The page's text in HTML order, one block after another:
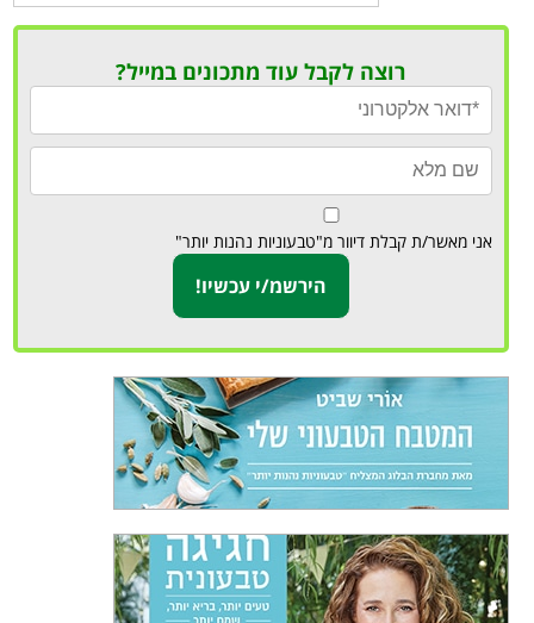
רוצה לקבל עוד מתכונים במייל?
אני מאשר/ת קבלת דיוור מ"טבעוניות נהנות יותר"